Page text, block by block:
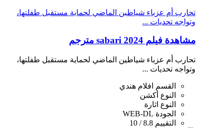
تحارب أم عزباء شياطين الماضي لحماية مستقبل طفلتها،
وتواجه تحديات ...
مشاهدة فيلم sabari 2024 مترجم
تحارب أم عزباء شياطين الماضي لحماية مستقبل طفلتها،
وتواجه تحديات ...
القسم
افلام هندي
النوع أكشن
النوع اثارة
الجودة WEB-DL
التقييم 8.8 / 10